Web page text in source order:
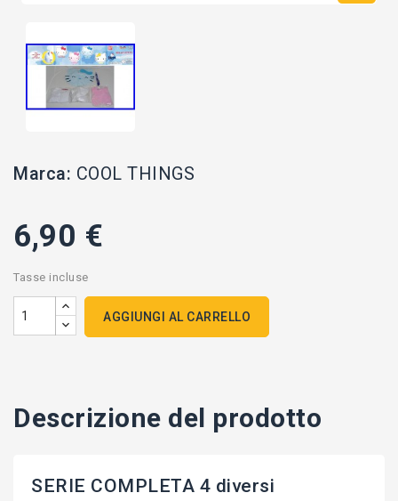
Marca: COOL THINGS
6,90 €
Tasse incluse
AGGIUNGI AL CARRELLO
Descrizione del prodotto
SERIE COMPLETA 4 diversi